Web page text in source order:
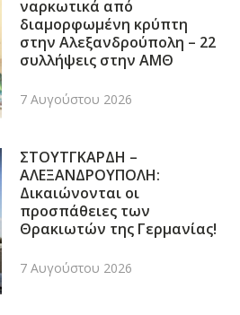
ναρκωτικά από
διαμορφωμένη κρύπτη
στην Αλεξανδρούπολη – 22
συλλήψεις στην ΑΜΘ
7 Αυγούστου 2026
ΣΤΟΥΤΓΚΑΡΔΗ –
ΑΛΕΞΑΝΔΡΟΥΠΟΛΗ:
Δικαιώνονται οι
προσπάθειες των
Θρακιωτών της Γερμανίας!
7 Αυγούστου 2026